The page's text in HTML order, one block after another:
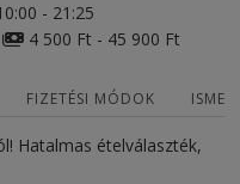
- 21:25
4 500 Ft - 45 900 Ft
FIZETÉSI MÓDOK
Hatalmas ételválaszték,